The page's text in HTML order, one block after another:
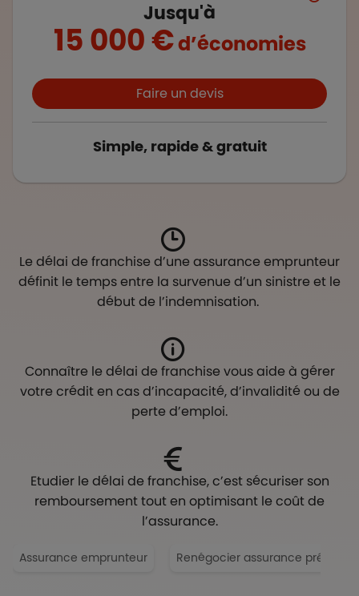
Jusqu'à
15 000 €d’économies
Boutons et liens Faire un devis
Simple, rapide & gratuit
Le délai de franchise d’une assurance emprunteur
définit le temps entre la survenue d’un sinistre et le
début de l’indemnisation.
Connaître le délai de franchise vous aide à gérer
votre crédit en cas d’incapacité, d’invalidité ou de
perte d’emploi.
Etudier le délai de franchise, c’est sécuriser son
remboursement tout en optimisant le coût de
l’assurance.
Assurance emprunteur Renégocier assurance prêt